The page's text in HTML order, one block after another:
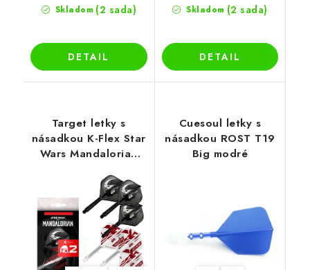
Skladom (2 sada)
DETAIL
Skladom (2 sada)
DETAIL
Target letky s
násadkou K-Flex Star
Wars Mandalorian
Cuesoul letky s
násadkou ROST T19
Big modré